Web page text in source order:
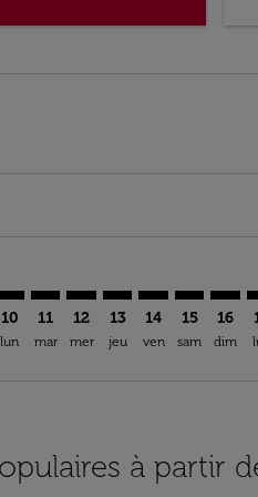
10
lun
11
mar
12
mer
13
jeu
14
ven
15
sam
16
dim
à partir